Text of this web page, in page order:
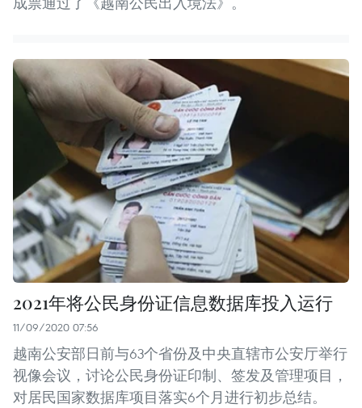
2021年将公民身份证信息数据库投入运行
11/09/2020 07:56
越南公安部日前与63个省份及中央直辖市公安厅举行
视像会议，讨论公民身份证印制、签发及管理项目，
对居民国家数据库项目落实6个月进行初步总结。